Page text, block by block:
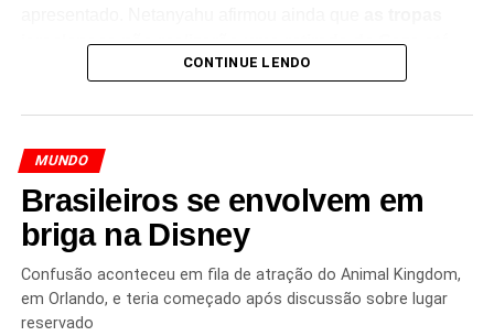
israelenses não realizarão uma retirada de Gaza até
que o Hamas esteja efetivamente desarmado
A posição do governo israelense coloca novos
aumenta as incertezas sobre os próximos passos das
negociações envolvendo o conflito na Faixa de Gaza.
O documento apresentado pelos Estados Unidos prevê
medidas relacionadas aodesarmamento do Hamas e à
retirada das forças israelenses do enclave palestino
pontos que estão no centro das discussões diplomáticas
CONTINUE LENDO
MUNDO
Brasileiros se envolvem em
briga na Disney
Confusão aconteceu em fila de atração do Animal Kingdom,
em Orlando, e teria começado após discussão sobre lugar
reservado